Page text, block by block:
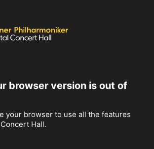
browser version is out of
your browser to use all the features
Hall.